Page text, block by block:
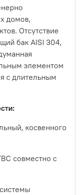
домов,
Отсутствие
бак AISI 304,
элементом
с длительным
косвенного
совместно с